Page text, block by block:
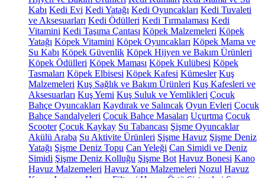
Kabı Kedi Evi Kedi Yatağı Kedi Oyuncakları Kedi Tuvaleti
ve Aksesuarları Kedi Ödülleri Kedi Tırmalaması Kedi
Vitamini Kedi Taşıma Çantası Köpek Malzemeleri Köpek
Yatağı Köpek Vitamini Köpek Oyuncakları Köpek Mama ve
Su Kabı Köpek Güvenlik Köpek Hijyen ve Bakım Ürünleri
Köpek Ödülleri Köpek Maması Köpek Kulübesi Köpek
Tasmaları Köpek Elbisesi Köpek Kafesi Kümesler Kuş
Malzemeleri Kuş Sağlık ve Bakım Ürünleri Kuş Kafesleri ve
Aksesuarları Kuş Yemi Kuş Suluk ve Yemlikleri Çocuk
Bahçe Oyuncakları Kaydırak ve Salıncak Oyun Evleri Çocuk
Bahçe Sandalyeleri Çocuk Bahçe Masaları Uçurtma Çocuk
Scooter Çocuk Kaykay Su Tabancası Şişme Oyuncaklar
Akülü Araba Su Aktivite Ürünleri Şişme Havuz Şişme Deniz
Yatağı Şişme Deniz Topu Can Yeleği Can Simidi ve Deniz
Simidi Şişme Deniz Kolluğu Şişme Bot Havuz Bonesi Kano
Havuz Malzemeleri Havuz Yapı Malzemeleri Nozul Havuz